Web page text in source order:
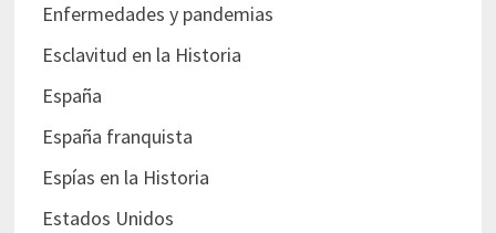
Enfermedades y pandemias
Esclavitud en la Historia
España
España franquista
Espías en la Historia
Estados Unidos